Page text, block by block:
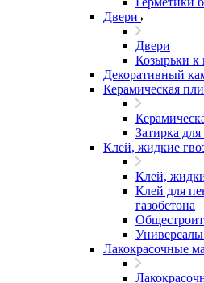
Двери
Двери
Козырьки к
Декоративный
Керамическая
Затирка
Клей, жидкие
Клей,
Клей для
газобетона
Лакокрасочные